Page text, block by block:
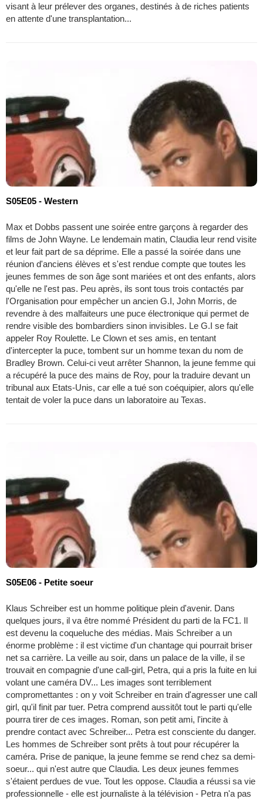
visant à leur prélever des organes, destinés à de riches patients
en attente d'une transplantation...
S05E05 - Western
Max et Dobbs passent une soirée entre garçons à regarder des
films de John Wayne. Le lendemain matin, Claudia leur rend visite
et leur fait part de sa déprime. Elle a passé la soirée dans une
réunion d'anciens élèves et s'est rendue compte que toutes les
jeunes femmes de son âge sont mariées et ont des enfants, alors
qu'elle ne l'est pas. Peu après, ils sont tous trois contactés par
l'Organisation pour empêcher un ancien G.I, John Morris, de
revendre à des malfaiteurs une puce électronique qui permet de
rendre visible des bombardiers sinon invisibles. Le G.I se fait
appeler Roy Roulette. Le Clown et ses amis, en tentant
d'intercepter la puce, tombent sur un homme texan du nom de
Bradley Brown. Celui-ci veut arrêter Shannon, la jeune femme qui
a récupéré la puce des mains de Roy, pour la traduire devant un
tribunal aux Etats-Unis, car elle a tué son coéquipier, alors qu'elle
tentait de voler la puce dans un laboratoire au Texas.
S05E06 - Petite soeur
Klaus Schreiber est un homme politique plein d'avenir. Dans
quelques jours, il va être nommé Président du parti de la FC1. Il
est devenu la coqueluche des médias. Mais Schreiber a un
énorme problème : il est victime d'un chantage qui pourrait briser
net sa carrière. La veille au soir, dans un palace de la ville, il se
trouvait en compagnie d'une call-girl, Petra, qui a pris la fuite en lui
volant une caméra DV... Les images sont terriblement
compromettantes : on y voit Schreiber en train d'agresser une call
girl, qu'il finit par tuer. Petra comprend aussitôt tout le parti qu'elle
pourra tirer de ces images. Roman, son petit ami, l'incite à
prendre contact avec Schreiber... Petra est consciente du danger.
Les hommes de Schreiber sont prêts à tout pour récupérer la
caméra. Prise de panique, la jeune femme se rend chez sa demi-
soeur... qui n'est autre que Claudia. Les deux jeunes femmes
s'étaient perdues de vue. Tout les oppose. Claudia a réussi sa vie
professionnelle - elle est journaliste à la télévision - Petra n'a pas